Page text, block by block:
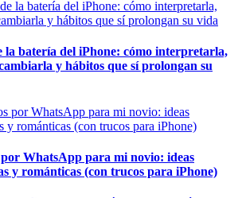
la batería del iPhone: cómo interpretarla,
y hábitos que sí prolongan su
por WhatsApp para mi novio: ideas
y románticas (con trucos para iPhone)